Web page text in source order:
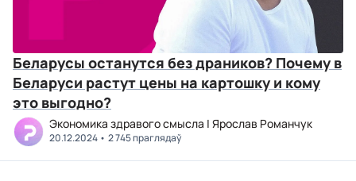
Беларусы останутся без драников? Почему в
Беларуси растут цены на картошку и кому
это выгодно?
Экономика здравого смысла | Ярослав Романчук
20.12.2024 2 745 праглядаў